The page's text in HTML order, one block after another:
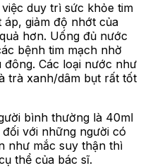
duy trì sức khỏe tim
giảm độ nhớt của
hơn. Uống đủ nước
bệnh tim mạch nhờ
Các loại nước như
trà xanh/dâm bụt rất tốt
bình thường là 40ml
với những người có
như mắc suy thận thì
thể của bác sĩ.